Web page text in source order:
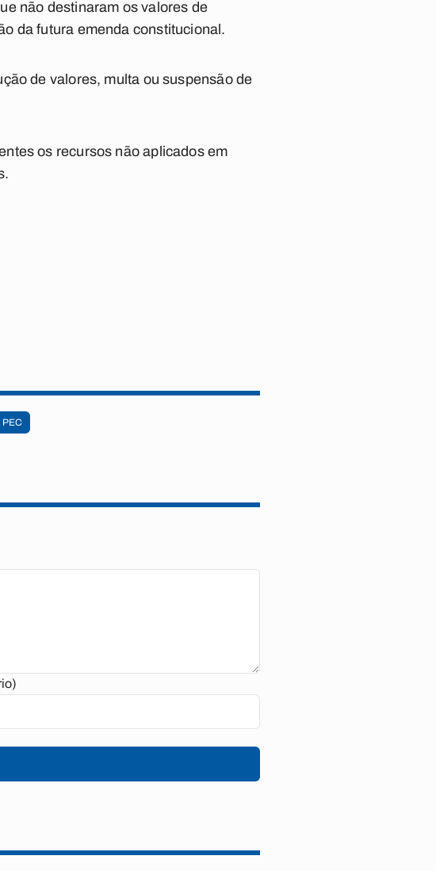
não destinaram os valores de
da futura emenda constitucional.
de valores, multa ou suspensão de
os recursos não aplicados em
PEC